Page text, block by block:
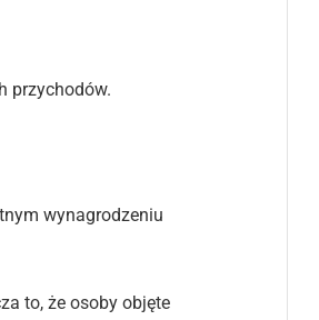
przychodów.
wynagrodzeniu
to, że osoby objęte